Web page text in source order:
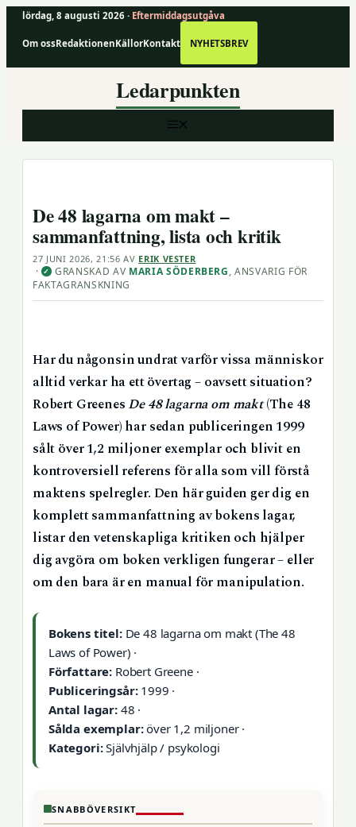
lördag, 8 augusti 2026 · Eftermiddagsutgåva
Om ossRedaktionenKällorKontakt NYHETSBREV
innehåll
Ledarpunkten
De 48 lagarna om makt –
sammanfattning, lista och kritik
27 JUNI 2026, 21:56 AV ERIK VESTER
· ✓ GRANSKAD AV MARIA SÖDERBERG, ANSVARIG FÖR
FAKTAGRANSKNING
Har du någonsin undrat varför vissa människor
alltid verkar ha ett övertag – oavsett situation?
Robert Greenes De 48 lagarna om makt(The 48
Laws of Power) har sedan publiceringen 1999
sålt över 1,2 miljoner exemplar och blivit en
kontroversiell referens för alla som vill förstå
maktens spelregler. Den här guiden ger dig en
komplett sammanfattning av bokens lagar,
listar den vetenskapliga kritiken och hjälper
dig avgöra om boken verkligen fungerar – eller
om den bara är en manual för manipulation.
Bokens titel:De 48 lagarna om makt (The 48
Laws of Power) ·
Författare: Robert Greene ·
Publiceringsår:1999 ·
Antal lagar:48 ·
Sålda exemplar:över 1,2 miljoner ·
Kategori:Självhjälp / psykologi
SNABBÖVERSIKT